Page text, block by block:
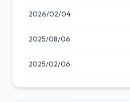
2026/02/04
2025/08/06
2025/02/06